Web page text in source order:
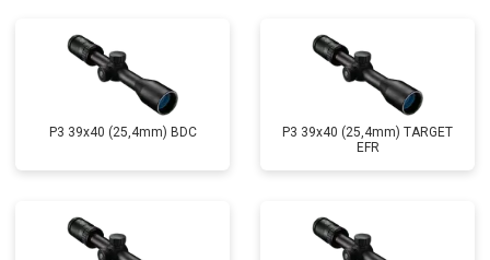
P3 39x40 (25,4mm) BDC
P3 39x40 (25,4mm) TARGET
EFR